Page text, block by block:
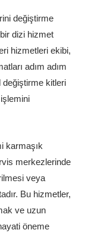
değiştirme
dizi hizmet
hizmetleri ekibi,
adım adım
değiştirme kitleri
karmaşık
merkezlerinde
veya
Bu hizmetler,
ve uzun
öneme